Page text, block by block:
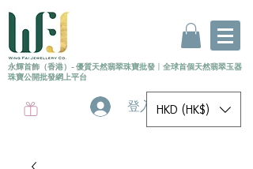
永輝首飾（香港）- 優質天然翡翠珠寶批發 〡 全球首個天然翡翠玉器
珠寶公開批發網上平台
登入 HKD (HK$)